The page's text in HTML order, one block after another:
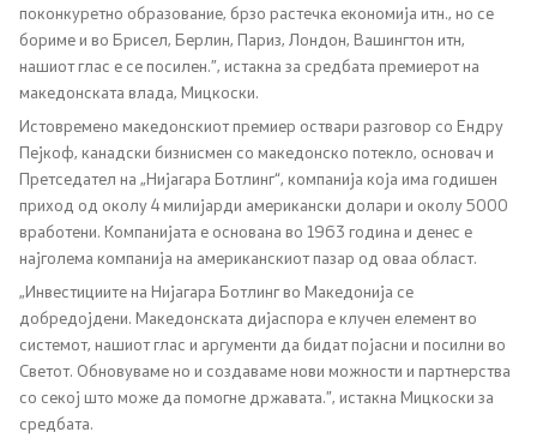
Медија центар
Отворена Влада
Отчетност
Финансии
Сервисни информации
Антикорупција
Организација и систематизација
поконкуретно образование, брзо растечка економија итн., но се
бориме и во Брисел, Берлин, Париз, Лондон, Вашингтон итн,
нашиот глас е се посилен.”, истакна за средбата премиерот на
македонската влада, Мицкоски.
Истовремено македонскиот премиер оствари разговор со Ендру
Пејкоф, канадски бизнисмен со македонско потекло, основач и
Претседател на „Нијагара Ботлинг“, компанија која има годишен
приход од околу 4 милијарди американски долари и околу 5000
вработени. Компанијата е основана во 1963 година и денес е
најголема компанија на американскиот пазар од оваа област.
„Инвестициите на Нијагара Ботлинг во Македонија се
добредојдени. Македонската дијаспора е клучен елемент во
системот, нашиот глас и аргументи да бидат појасни и посилни во
Светот. Обновуваме но и создаваме нови можности и партнерства
со секој што може да помогне државата.”, истакна Мицкоски за
средбата.